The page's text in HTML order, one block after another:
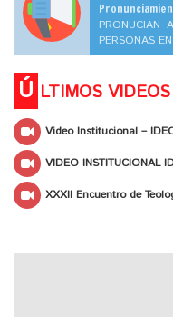
PRONUCIAN
PERSONAS
Ú LTIMOS VIDEOS
Video Institucional –
VIDEO INSTITUCIONAL
XXXII Encuentro de